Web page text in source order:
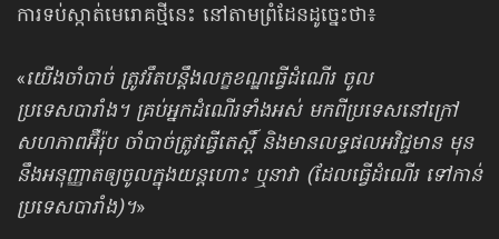
ការទប់ស្កាត់មេរោគថ្មីនេះ នៅតាមព្រំដែនដូច្នេះថា៖
«យើងចាំបាច់ ត្រូវរឹតបន្តឹងលក្ខខណ្ឌធ្វើដំណើរ ចូល
ប្រទេសបារាំង។ គ្រប់អ្នកដំណើរទាំងអស់ មកពីប្រទេស​នៅក្រៅ
សហភាពអ៊ឺរ៉ុប ចាំបាច់ត្រូវធ្វើតេស្ដិ៍ និងមានលទ្ធផលអវិជ្ជមាន មុន
នឹងអនុញ្ញាតឲ្យចូលក្នុងយន្ដហោះ ឬនាវា (ដែលធ្វើដំណើរ ទៅកាន់
ប្រទេស​បារាំង)។»